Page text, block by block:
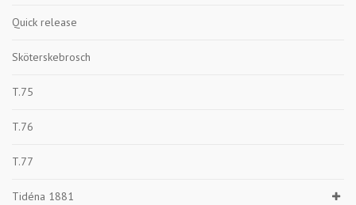
Quick release
Sköterskebrosch
T.75
T.76
T.77
Tidéna 1881